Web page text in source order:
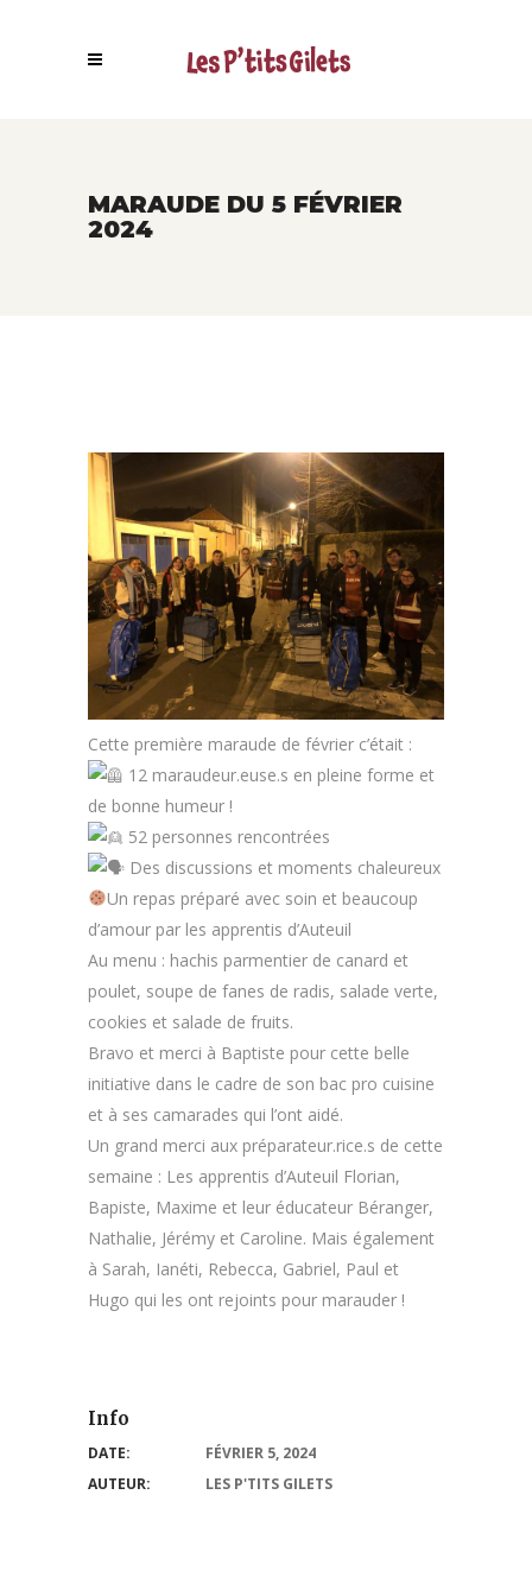
MARAUDE DU 5 FÉVRIER
2024
Cette première maraude de février c’était :
12 maraudeur.euse.s en pleine forme et
de bonne humeur !
52 personnes rencontrées
Des discussions et moments chaleureux
Un repas préparé avec soin et beaucoup
d’amour par les apprentis d’Auteuil
Au menu : hachis parmentier de canard et
poulet, soupe de fanes de radis, salade verte,
cookies et salade de fruits.
Bravo et merci à Baptiste pour cette belle
initiative dans le cadre de son bac pro cuisine
et à ses camarades qui l’ont aidé.
Un grand merci aux préparateur.rice.s de cette
semaine : Les apprentis d’Auteuil Florian,
Bapiste, Maxime et leur éducateur Béranger,
Nathalie, Jérémy et Caroline. Mais également
à Sarah, Ianéti, Rebecca, Gabriel, Paul et
Hugo qui les ont rejoints pour marauder !
Info
DATE:
FÉVRIER 5, 2024
AUTEUR:
LES P'TITS GILETS